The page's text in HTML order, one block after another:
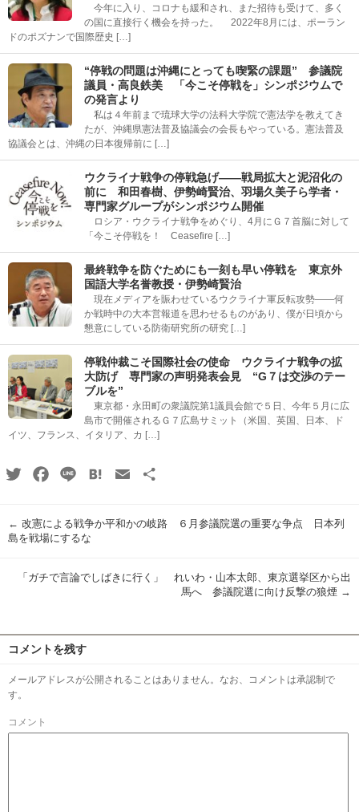
今年に入り、コロナも緩和され、また招待も受けて、多く
の国に直接行く機会を持った。 2022年8月には、ポーラン
ドのポズナンで国際歴史 […]
“停戦の問題は沖縄にとっても喫緊の課題” 参議院
議員・高良鉄美 「今こそ停戦を」シンポジウムで
の発言より
私は４年前まで琉球大学の法科大学院で憲法学を教えてき
たが、沖縄県憲法普及協議会の会長もやっている。憲法普及
協議会とは、沖縄の日本復帰前に […]
ウクライナ戦争の停戦急げ――戦局拡大と泥沼化の
前に 和田春樹、伊勢崎賢治、羽場久美子ら学者・
専門家グループがシンポジウム開催
ロシア・ウクライナ戦争をめぐり、4月にＧ７首脳に対して
「今こそ停戦を！ Ceasefire […]
最終戦争を防ぐためにも一刻も早い停戦を 東京外
国語大学名誉教授・伊勢崎賢治
現在メディアを賑わせているウクライナ軍反転攻勢――何
か戦時中の大本営報道を思わせるものがあり、僕が日頃から
懇意にしている防衛研究所の研究 […]
停戦仲裁こそ国際社会の使命 ウクライナ戦争の拡
大防げ 専門家の声明発表会見 “G７は交渉のテー
ブルを”
東京都・永田町の衆議院第1議員会館で５日、今年５月に広
島市で開催されるＧ７広島サミット（米国、英国、日本、ド
イツ、フランス、イタリア、カ […]
TwitterFacebook
Line HatenaEmail
← 改憲による戦争か平和かの岐路 ６月参議院選の重要な争点 日本列
島を戦場にするな
「ガチで言論でしばきに行く」 れいわ・山本太郎、東京選挙区から出
馬へ 参議院選に向け反撃の狼煙 →
コメントを残す
メールアドレスが公開されることはありません。なお、コメントは承認制で
す。
コメント